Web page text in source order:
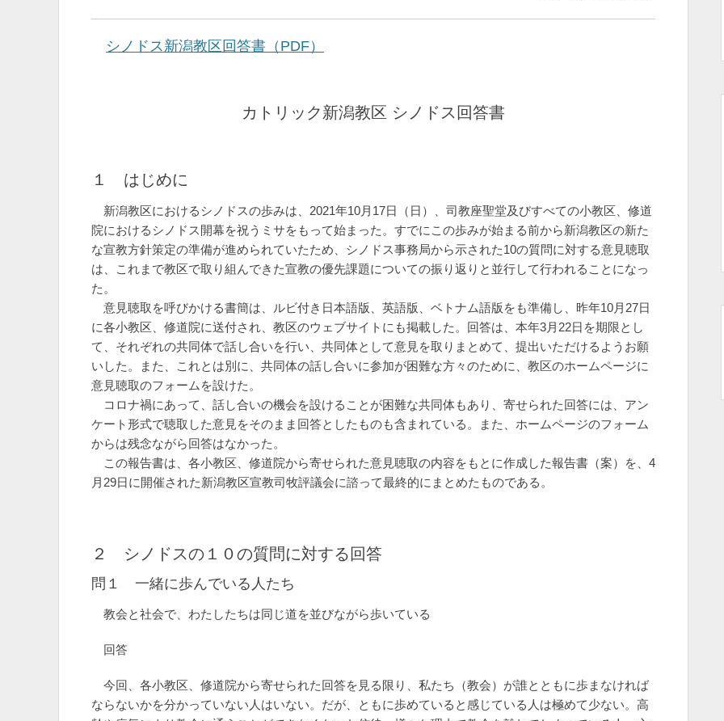
シノドス新潟教区回答書（PDF）
カトリック新潟教区 シノドス回答書
１ はじめに
新潟教区におけるシノドスの歩みは、2021年10月17日（日）、司教座聖堂及びすべての小教区、修道
院におけるシノドス開幕を祝うミサをもって始まった。すでにこの歩みが始まる前から新潟教区の新た
な宣教方針策定の準備が進められていたため、シノドス事務局から示された10の質問に対する意見聴取
は、これまで教区で取り組んできた宣教の優先課題についての振り返りと並行して行われることになっ
た。
意見聴取を呼びかける書簡は、ルビ付き日本語版、英語版、ベトナム語版をも準備し、昨年10月27日
に各小教区、修道院に送付され、教区のウェブサイトにも掲載した。回答は、本年3月22日を期限とし
て、それぞれの共同体で話し合いを行い、共同体として意見を取りまとめて、提出いただけるようお願
いした。また、これとは別に、共同体の話し合いに参加が困難な方々のために、教区のホームページに
意見聴取のフォームを設けた。
コロナ禍にあって、話し合いの機会を設けることが困難な共同体もあり、寄せられた回答には、アン
ケート形式で聴取した意見をそのまま回答としたものも含まれている。また、ホームページのフォーム
からは残念ながら回答はなかった。
この報告書は、各小教区、修道院から寄せられた意見聴取の内容をもとに作成した報告書（案）を、4
月29日に開催された新潟教区宣教司牧評議会に諮って最終的にまとめたものである。
２ シノドスの１０の質問に対する回答
問１ 一緒に歩んでいる人たち
教会と社会で、わたしたちは同じ道を並びながら歩いている
回答
今回、各小教区、修道院から寄せられた回答を見る限り、私たち（教会）が誰とともに歩まなければ
ならないかを分かっていない人はいない。だが、ともに歩めていると感じている人は極めて少ない。高